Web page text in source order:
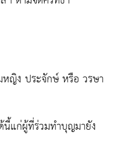
ญิง ประจักษ์ หรือ วรษา
แก่ผู้ที่ร่วมทำบุญมายัง